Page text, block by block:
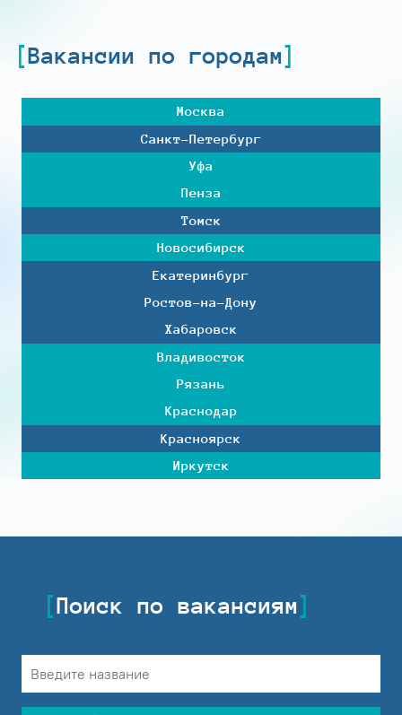
Вакансии по городам
Москва
Санкт-Петербург
Уфа
Пенза
Томск
Новосибирск
Екатеринбург
Ростов-на-Дону
Хабаровск
Владивосток
Рязань
Краснодар
Красноярск
Иркутск
Поиск по вакансиям